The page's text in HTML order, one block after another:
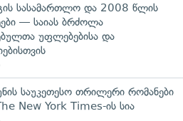
სასამართლო და 2008 წლის
— საიას ბრძოლა
უფლებებისა და
საუკეთესო თრილერი რომანები
New York Times-ის სია